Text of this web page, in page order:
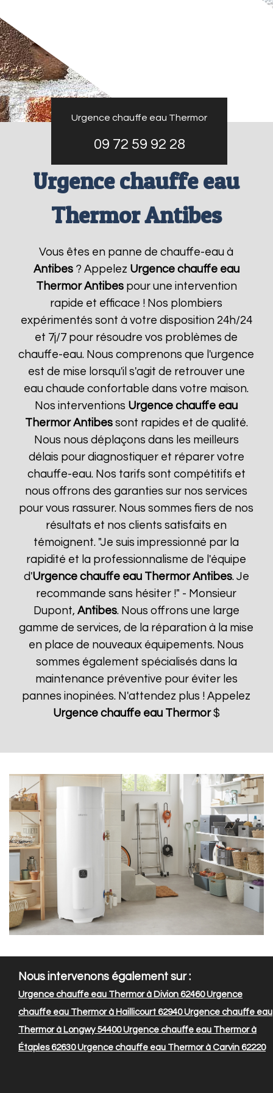
Urgence chauffe eau Thermor
09 72 59 92 28
Urgence chauffe eau
Thermor Antibes
Vous êtes en panne de chauffe-eau à
Antibes? Appelez Urgence chauffe eau
Thermor Antibespour une intervention
rapide et efficace ! Nos plombiers
expérimentés sont à votre disposition 24h/24
et 7j/7 pour résoudre vos problèmes de
chauffe-eau. Nous comprenons que l'urgence
est de mise lorsqu'il s'agit de retrouver une
eau chaude confortable dans votre maison.
Nos interventions Urgence chauffe eau
Thermor Antibessont rapides et de qualité.
Nous nous déplaçons dans les meilleurs
délais pour diagnostiquer et réparer votre
chauffe-eau. Nos tarifs sont compétitifs et
nous offrons des garanties sur nos services
pour vous rassurer. Nous sommes fiers de nos
résultats et nos clients satisfaits en
témoignent. "Je suis impressionné par la
rapidité et la professionnalisme de l'équipe
d'Urgence chauffe eau Thermor Antibes. Je
recommande sans hésiter !" - Monsieur
Dupont, Antibes. Nous offrons une large
gamme de services, de la réparation à la mise
en place de nouveaux équipements. Nous
sommes également spécialisés dans la
maintenance préventive pour éviter les
pannes inopinées. N'attendez plus ! Appelez
Urgence chauffe eau Thermor$
Nous intervenons également sur :
Urgence chauffe eau Thermor à Divion 62460Urgence
chauffe eau Thermor à Haillicourt 62940Urgence chauffe eau
Thermor à Longwy 54400Urgence chauffe eau Thermor à
Étaples 62630Urgence chauffe eau Thermor à Carvin 62220